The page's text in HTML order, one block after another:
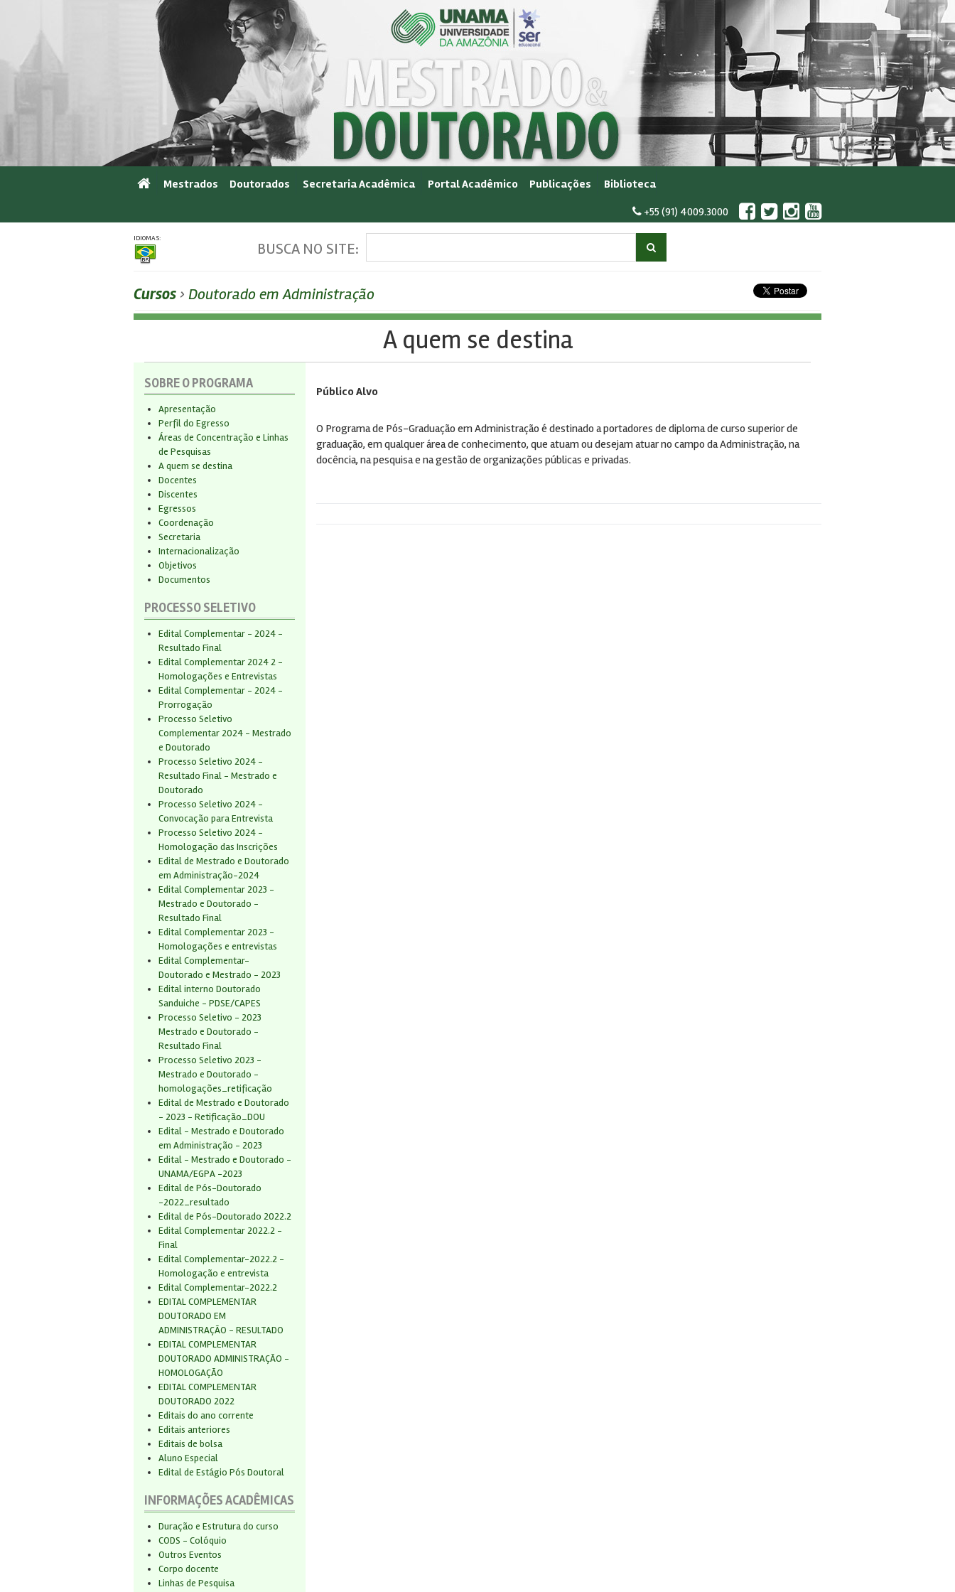
Mestrados Doutorados Secretaria Acadêmica Portal Acadêmico Publicações
Biblioteca
+55 (91) 4009.3000
BUSCA NO SITE:
IDIOMAS:
Cursos› Doutorado em Administração
A quem se destina
SOBRE O PROGRAMA
Apresentação
Perfil do Egresso
Áreas de Concentração e Linhas
de Pesquisas
A quem se destina
Docentes
Discentes
Egressos
Coordenação
Secretaria
Internacionalização
Objetivos
Documentos
PROCESSO SELETIVO
Edital Complementar - 2024 -
Resultado Final
Edital Complementar 2024 2 -
Homologações e Entrevistas
Edital Complementar - 2024 -
Prorrogação
Processo Seletivo
Complementar 2024 - Mestrado
e Doutorado
Processo Seletivo 2024 -
Resultado Final - Mestrado e
Doutorado
Processo Seletivo 2024 -
Convocação para Entrevista
Processo Seletivo 2024 -
Homologação das Inscrições
Edital de Mestrado e Doutorado
em Administração-2024
Edital Complementar 2023 -
Mestrado e Doutorado -
Resultado Final
Edital Complementar 2023 -
Homologações e entrevistas
Edital Complementar-
Doutorado e Mestrado - 2023
Edital interno Doutorado
Sanduiche - PDSE/CAPES
Processo Seletivo - 2023
Mestrado e Doutorado -
Resultado Final
Processo Seletivo 2023 -
Mestrado e Doutorado -
homologações_retificação
Edital de Mestrado e Doutorado
- 2023 - Retificação_DOU
Edital - Mestrado e Doutorado
em Administração - 2023
Edital - Mestrado e Doutorado -
UNAMA/EGPA -2023
Edital de Pós-Doutorado
-2022_resultado
Edital de Pós-Doutorado 2022.2
Edital Complementar 2022.2 -
Final
Edital Complementar-2022.2 -
Homologação e entrevista
Edital Complementar-2022.2
EDITAL COMPLEMENTAR
DOUTORADO EM
ADMINISTRAÇÃO - RESULTADO
EDITAL COMPLEMENTAR
DOUTORADO ADMINISTRAÇÃO -
HOMOLOGAÇÃO
EDITAL COMPLEMENTAR
DOUTORADO 2022
Editais do ano corrente
Editais anteriores
Editais de bolsa
Aluno Especial
Edital de Estágio Pós Doutoral
INFORMAÇÕES ACADÊMICAS
Duração e Estrutura do curso
CODS - Colóquio
Outros Eventos
Corpo docente
Linhas de Pesquisa
Público Alvo
O Programa de Pós-Graduação em Administração é destinado a portadores de diploma de curso superior de
graduação, em qualquer área de conhecimento, que atuam ou desejam atuar no campo da Administração, na
docência, na pesquisa e na gestão de organizações públicas e privadas.